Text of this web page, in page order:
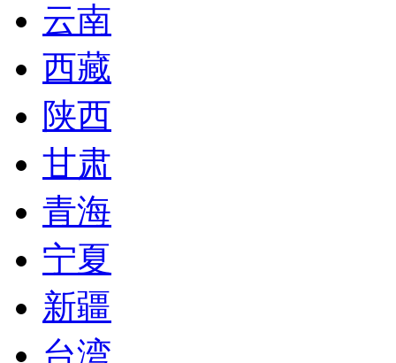
云南
西藏
陕西
甘肃
青海
宁夏
新疆
台湾